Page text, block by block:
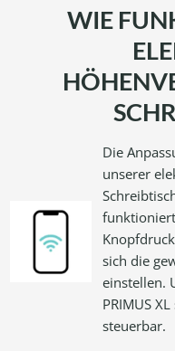
WIE
Die
unserer
sich die
einstellen.
PRIMUS
steuerbar.